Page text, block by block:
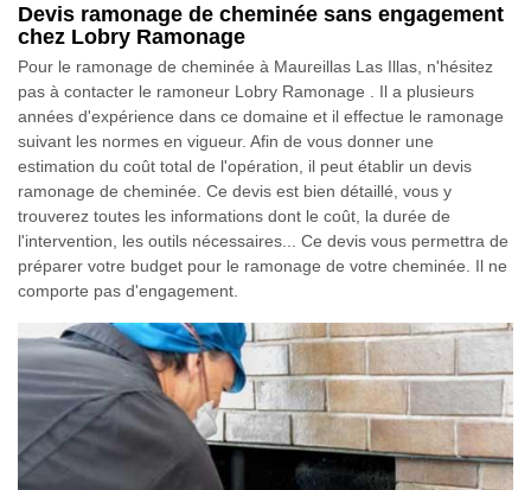
Devis ramonage de cheminée sans engagement
chez Lobry Ramonage
Pour le ramonage de cheminée à Maureillas Las Illas, n'hésitez
pas à contacter le ramoneur Lobry Ramonage . Il a plusieurs
années d'expérience dans ce domaine et il effectue le ramonage
suivant les normes en vigueur. Afin de vous donner une
estimation du coût total de l'opération, il peut établir un devis
ramonage de cheminée. Ce devis est bien détaillé, vous y
trouverez toutes les informations dont le coût, la durée de
l'intervention, les outils nécessaires... Ce devis vous permettra de
préparer votre budget pour le ramonage de votre cheminée. Il ne
comporte pas d'engagement.